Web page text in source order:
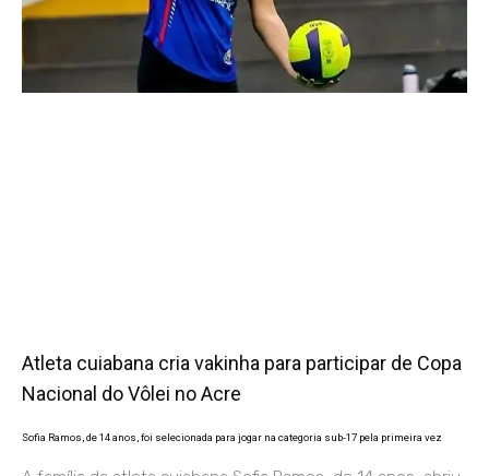
Atleta cuiabana cria vakinha para participar de Copa
Nacional do Vôlei no Acre
Sofia Ramos, de 14 anos, foi selecionada para jogar na categoria sub-17 pela primeira vez